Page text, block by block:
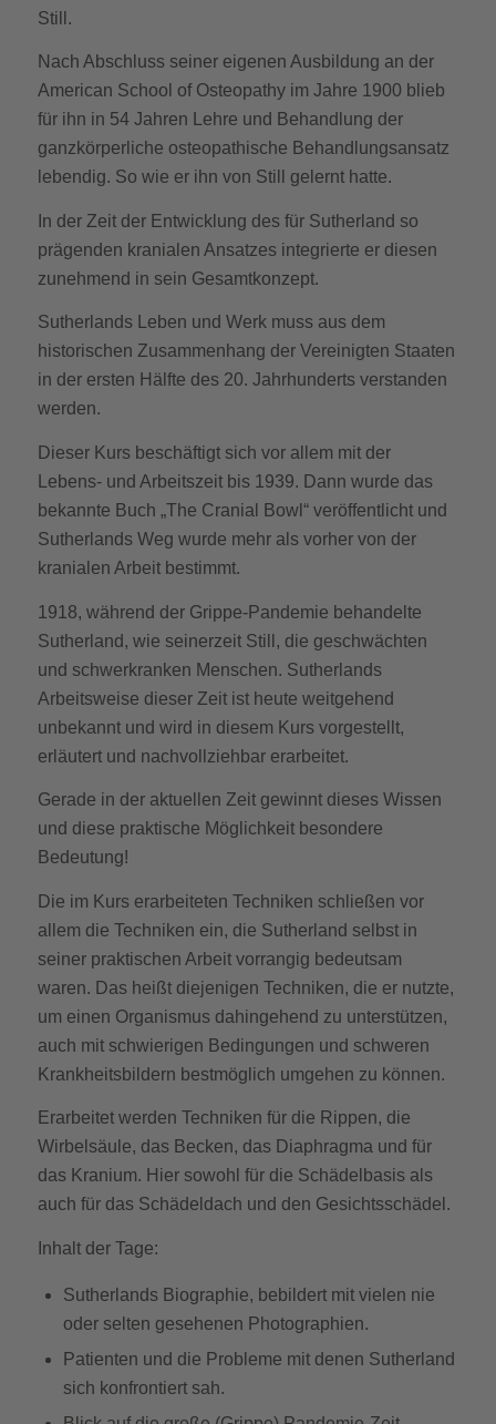
Still.
Nach Abschluss seiner eigenen Ausbildung an der
American School of Osteopathy im Jahre 1900 blieb
für ihn in 54 Jahren Lehre und Behandlung der
ganzkörperliche osteopathische Behandlungsansatz
lebendig. So wie er ihn von Still gelernt hatte.
In der Zeit der Entwicklung des für Sutherland so
prägenden kranialen Ansatzes integrierte er diesen
zunehmend in sein Gesamtkonzept.
Sutherlands Leben und Werk muss aus dem
historischen Zusammenhang der Vereinigten Staaten
in der ersten Hälfte des 20. Jahrhunderts verstanden
werden.
Dieser Kurs beschäftigt sich vor allem mit der
Lebens- und Arbeitszeit bis 1939. Dann wurde das
bekannte Buch „The Cranial Bowl“ veröffentlicht und
Sutherlands Weg wurde mehr als vorher von der
kranialen Arbeit bestimmt.
1918, während der Grippe-Pandemie behandelte
Sutherland, wie seinerzeit Still, die geschwächten
und schwerkranken Menschen. Sutherlands
Arbeitsweise dieser Zeit ist heute weitgehend
unbekannt und wird in diesem Kurs vorgestellt,
erläutert und nachvollziehbar erarbeitet.
Gerade in der aktuellen Zeit gewinnt dieses Wissen
und diese praktische Möglichkeit besondere
Bedeutung!
Die im Kurs erarbeiteten Techniken schließen vor
allem die Techniken ein, die Sutherland selbst in
seiner praktischen Arbeit vorrangig bedeutsam
waren. Das heißt diejenigen Techniken, die er nutzte,
um einen Organismus dahingehend zu unterstützen,
auch mit schwierigen Bedingungen und schweren
Krankheitsbildern bestmöglich umgehen zu können.
Erarbeitet werden Techniken für die Rippen, die
Wirbelsäule, das Becken, das Diaphragma und für
das Kranium. Hier sowohl für die Schädelbasis als
auch für das Schädeldach und den Gesichtsschädel.
Inhalt der Tage:
Sutherlands Biographie, bebildert mit vielen nie
oder selten gesehenen Photographien.
Patienten und die Probleme mit denen Sutherland
sich konfrontiert sah.